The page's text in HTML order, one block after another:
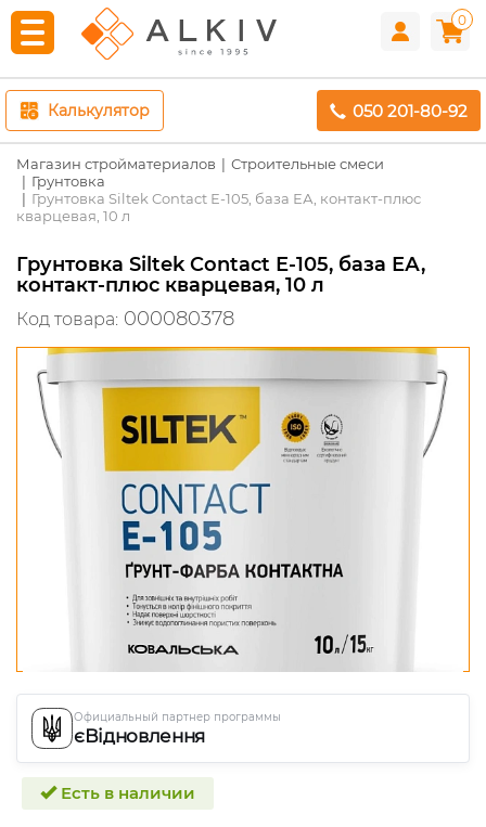
0
Калькулятор 050 201-80-92
Магазин стройматериалов
Строительные смеси
Грунтовка
Грунтовка Siltek Contact Е-105, база ЕА, контакт-плюс
кварцевая, 10 л
Грунтовка Siltek Contact Е-105, база ЕА,
контакт-плюс кварцевая, 10 л
Код товара: 000080378
Официальный партнер программы
єВідновлення
Есть в наличии